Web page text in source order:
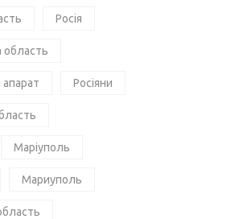
Росія
область
Росіяни
Маріуполь
Мариуполь